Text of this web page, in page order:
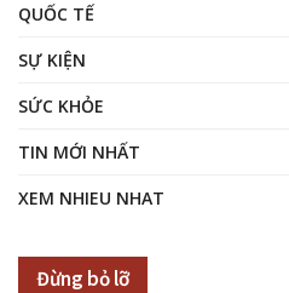
QUỐC TẾ
SỰ KIỆN
SỨC KHỎE
TIN MỚI NHẤT
XEM NHIEU NHAT
Đừng bỏ lỡ